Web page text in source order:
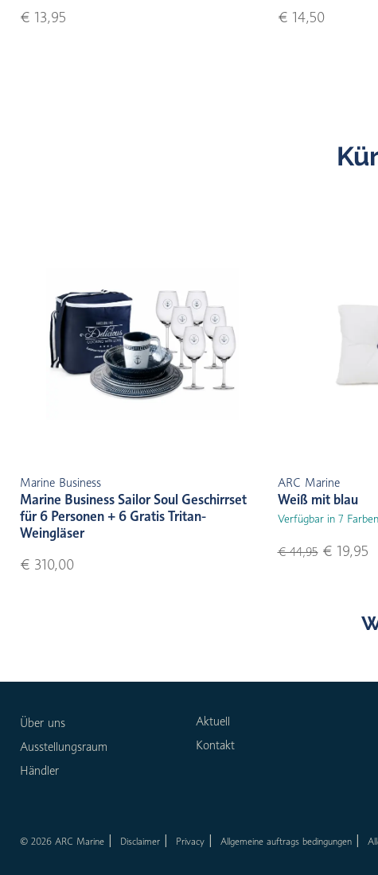
€ 13,95
€ 14,50
Marine Business
Marine Business Sailor Soul Geschirrset
für 6 Personen + 6 Gratis Tritan-
Weingläser
€ 310,00
ARC Marine
Weiß mit blau
Verfügbar in 7 Farben
€ 44,95€ 19,95
Über uns
Ausstellungsraum
Händler
Aktuell
Kontakt
© 2026 ARC Marine Disclaimer Privacy Allgemeine auftrags bedingungen